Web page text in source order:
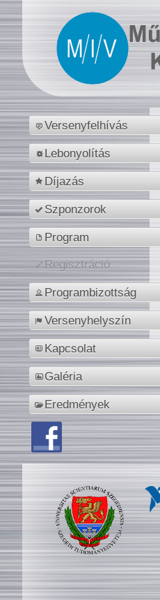
Versenyfelhívás
Lebonyolítás
Díjazás
Szponzorok
Program
Regisztráció
Programbizottság
Versenyhelyszín
Kapcsolat
Galéria
Eredmények